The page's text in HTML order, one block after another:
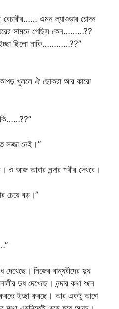
এমন ল্যাওড়ার চোদন
সামনে গেছিস কেন………??
ইচ্ছা ছিলো নাকি…………??”
খুললে ঐ ছোকরা আর কারো
লজ্জা নেই।”
ও আজ আবার নন্দার শরীর দেখবে।
চেয়ে বড়।”
নিজের বান্ধবীদের দুধ
দুধ দেখেছে। নন্দার কথা শুনে
করতে ইচ্ছা করছে। আর একটু আগে